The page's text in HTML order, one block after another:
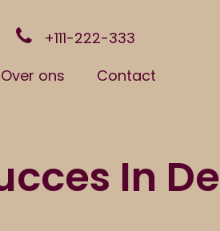
+111-222-333
Over ons
Contact
In De